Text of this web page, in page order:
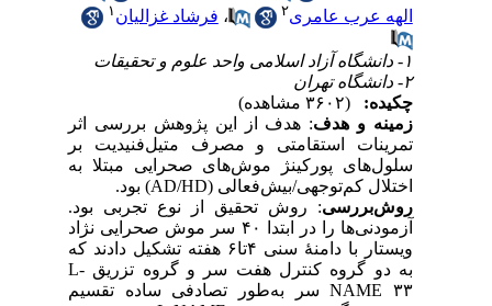
الهه عرب عامری
،فرشاد غزالیان ۱
۲- دانشگاه تهران
چکیده:
زمینه و هدف: هدف از این پژوهش بررسی اثر
تمرینات استقامتی و مصرف متیل‌فنیدیت بر
سلول‌های پورکینژ موش‌های صحرایی مبتلا به
اختلال کم‌توجهی/بیش‌فعالی (AD/HD) بود.
روش‌بررسی: روش تحقیق از نوع تجربی بود.
آزمودنی‌ها را در ابتدا ۴۰ سر موش‌ صحرایی نژاد
ویستار با دامنهٔ سنی ۴تا۶ هفته تشکیل دادند که
به دو گروه کنترل هفت سر و گروه تزریق L-
NAME ۳۳ سر به‌طور تصادفی ساده تقسیم